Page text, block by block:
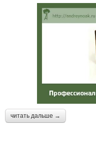
читать дальше →